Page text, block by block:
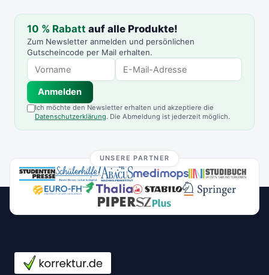
10 % Rabatt auf alle Produkte!
Zum Newsletter anmelden und persönlichen
Gutscheincode per Mail erhalten.
Anmelden
Ich möchte den Newsletter erhalten und akzeptiere die
Datenschutzerklärung. Die Abmeldung ist jederzeit möglich.
UNSERE PARTNER